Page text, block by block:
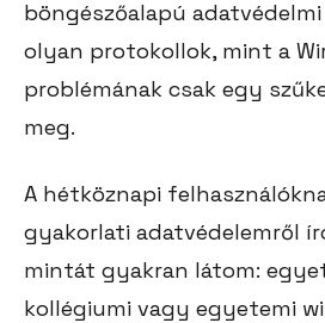
böngészőalapú
olyan protokollok, mint a
problémának csak egy
meg.
A hétköznapi
gyakorlati adatvédelemről
mintát gyakran látom:
kollégiumi vagy egyetemi